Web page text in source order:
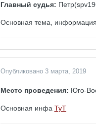
Главный судья:
Основная тема,
Опубликовано 3 марта, 2019
Место проведения: Юго-
Основная инфа ТуТ